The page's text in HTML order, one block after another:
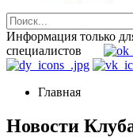
Информация только
специалистов
Главная
Новости